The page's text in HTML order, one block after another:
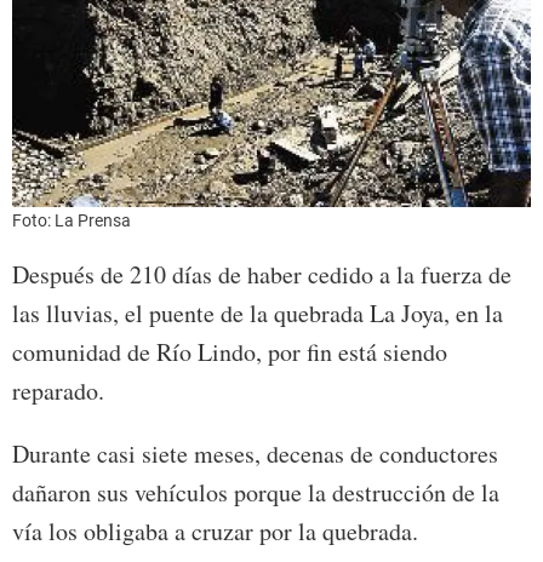
Foto: La Prensa
Después de 210 días de haber cedido a la fuerza de
las lluvias, el puente de la quebrada La Joya, en la
comunidad de Río Lindo, por fin está siendo
reparado.
Durante casi siete meses, decenas de conductores
dañaron sus vehículos porque la destrucción de la
vía los obligaba a cruzar por la quebrada.